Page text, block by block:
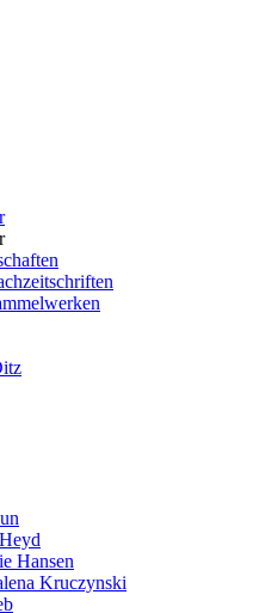
Hansen
Kruczynski